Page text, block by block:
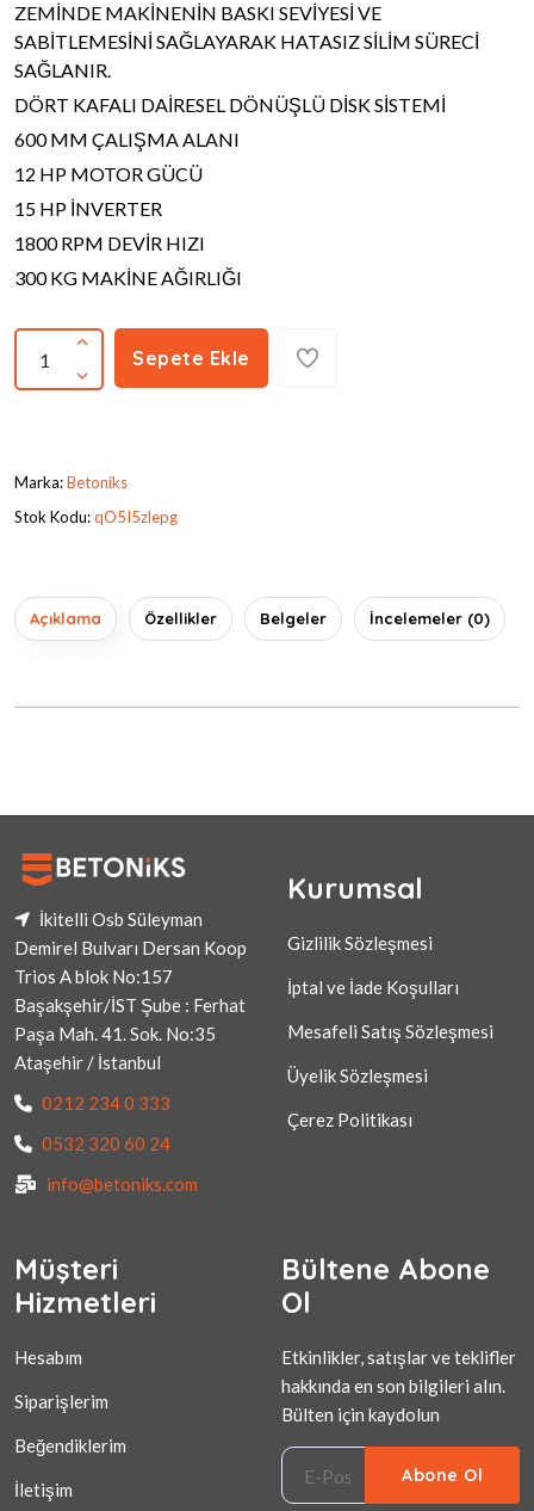
ZEMİNDE MAKİNENİN BASKI SEVİYESİ VE
SABİTLEMESİNİ SAĞLAYARAK HATASIZ SİLİM SÜRECİ
SAĞLANIR.
DÖRT KAFALI DAİRESEL DÖNÜŞLÜ DİSK SİSTEMİ
600 MM ÇALIŞMA ALANI
12 HP MOTOR GÜCÜ
15 HP İNVERTER
1800 RPM DEVİR HIZI
300 KG MAKİNE AĞIRLIĞI
Sepete Ekle
Marka:Betoniks
Stok Kodu:qO5I5zlepg
Açıklama Özellikler Belgeler İncelemeler (0)
İkitelli Osb Süleyman
Demirel Bulvarı Dersan Koop
Trios A blok No:157
Başakşehir/İST Şube : Ferhat
Paşa Mah. 41. Sok. No:35
Ataşehir / İstanbul
0212 234 0 333
0532 320 60 24
info@betoniks.com
Kurumsal
Gizlilik Sözleşmesi
İptal ve İade Koşulları
Mesafeli Satış Sözleşmesi
Üyelik Sözleşmesi
Çerez Politikası
Müşteri
Hizmetleri
Hesabım
Siparişlerim
Beğendiklerim
İletişim
Bültene Abone
Ol
Etkinlikler, satışlar ve teklifler
hakkında en son bilgileri alın.
Bülten için kaydolun
Abone Ol